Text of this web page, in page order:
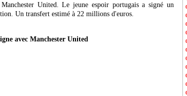
United. Le jeune espoir portugais a signé un
Un transfert estimé à 22 millions d'euros.
avec Manchester United